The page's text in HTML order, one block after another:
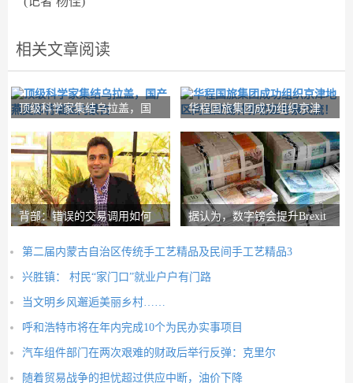
相关文章阅读
顶级科学家集结乌拉盖，国
华程国旅集团成功组织京津
背部：错误的交易调用如何
据认为，数字镑会提升Brexit
第二届内蒙古自治区传统手工艺精品及民间手工艺精品3
兴胜镇： 村民“家门口”就业户户有门路
当文明乡风邂逅美丽乡村……
呼和浩特市将在年内完成10个为民办实事项目
汽车组件部门在两次艰难的财政后举行反弹：克里尔
随着贸易战争的担忧超过供应中断，油价下降